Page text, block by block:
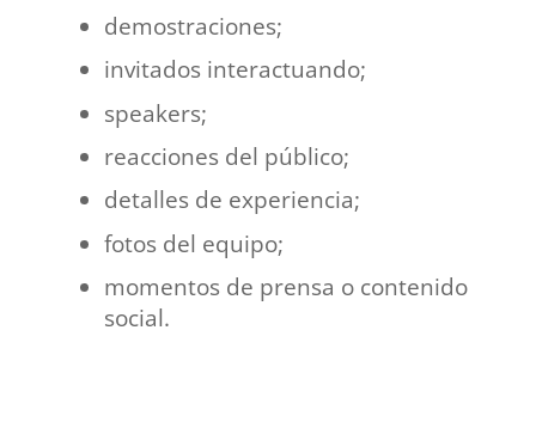
demostraciones;
invitados interactuando;
speakers;
reacciones del público;
detalles de experiencia;
fotos del equipo;
momentos de prensa o contenido
social.